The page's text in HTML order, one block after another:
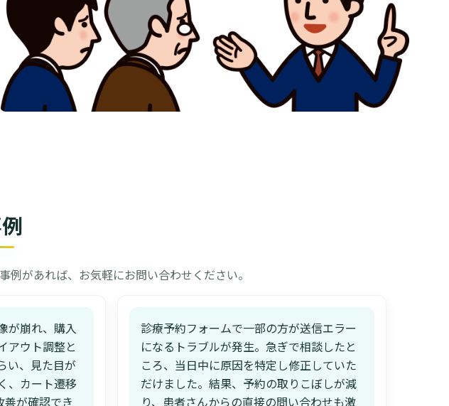
があれば、お気軽にお問い合わせください。
が崩れ、購入
アウト調整と
い、見た目が
、カート遷移
善が確認でき
診療予約フォームで一部の方が送信エラー
になるトラブルが発生。急ぎで相談したと
ころ、当日中に原因を特定し修正していた
だけました。結果、予約の取りこぼしが減
り、患者さんからの直接の問い合わせも激